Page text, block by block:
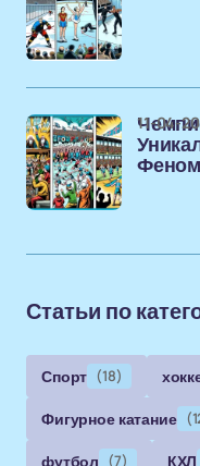
11-04-
Статьи по
Спорт (18)
Фигурное катание
футбол (7) КХЛ